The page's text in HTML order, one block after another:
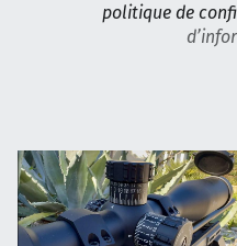
politique de